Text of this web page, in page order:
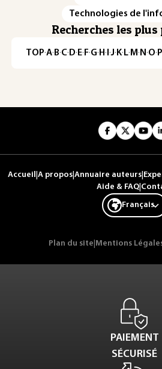
Technologies de
Recherches les
TOP·A·B·C·D·E·F·G·H·I·J·K·L·M·N·O·P
Accueil A propos Annuaire auteurs
Aide & FAQ|
Français
Plan du site Mentions
PAIEMENT
SÉCURISÉ